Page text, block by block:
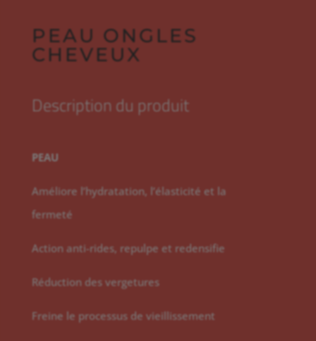
PEAU ONGLES
CHEVEUX
Description du produit
PEAU
Améliore l’hydratation, l’élasticité et la
fermeté
Action anti-rides, repulpe et redensifie
Réduction des vergetures
Freine le processus de vieillissement